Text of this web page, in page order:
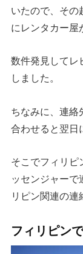
いたので、その
にレンタカー屋
数件発見してレ
しました。
ちなみに、連絡
合わせると翌日
そこでフィリピ
ッセンジャーで
リピン関連の連
フィリピン